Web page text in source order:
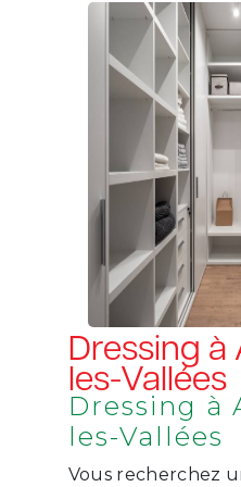
Dressing
les-Vallées
Dressing à
les-Vallées
Vous recherchez